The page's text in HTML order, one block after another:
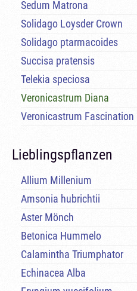
Sedum Matrona
Solidago Loysder Crown
Solidago ptarmacoides
Succisa pratensis
Telekia speciosa
Veronicastrum Diana
Veronicastrum Fascination
Lieblingspflanzen
Allium Millenium
Amsonia hubrichtii
Aster Mönch
Betonica Hummelo
Calamintha Triumphator
Echinacea Alba